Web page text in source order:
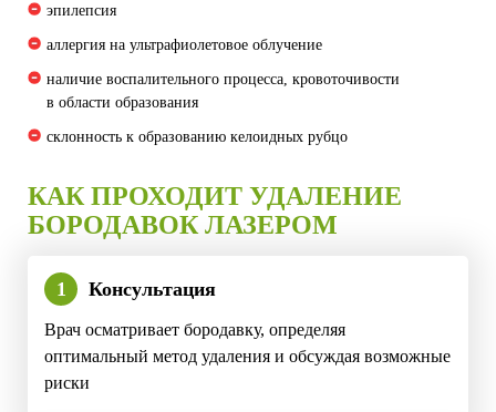
эпилепсия
аллергия на ультрафиолетовое облучение
наличие воспалительного процесса, кровоточивости
в области образования
склонность к образованию келоидных рубцо
КАК ПРОХОДИТ УДАЛЕНИЕ
БОРОДАВОК ЛАЗЕРОМ
1 Консультация
Врач осматривает бородавку, определяя
оптимальный метод удаления и обсуждая возможные
риски